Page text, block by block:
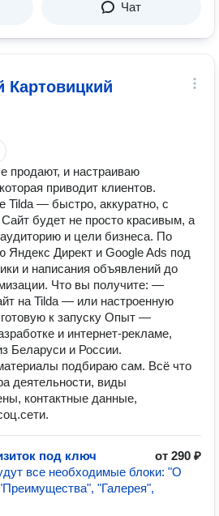
Чат
Картовицкий
продают, и настраиваю
приводит клиентов.
Tilda — быстро, аккуратно, с
будет не просто красивым, а
и цели бизнеса. По
Яндекс Директ и Google Ads под
и написания объявлений до
Что вы получите: —
на Tilda — или настроенную
к запуску Опыт —
и интернет-рекламе,
Беларуси и России.
подбираю сам. Всё что
деятельности, виды
контактные данные,
под ключ
от 290 ₽
все необходимые блоки: "О
"Галерея",